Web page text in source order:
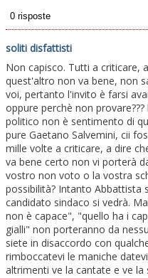
soliti disfattisti
Non capisco. Tutti a criticare,
quest'altro non va bene, non
voi, pertanto l'invito è farsi
oppure perchè non
politico non è sentimento di
pure Gaetano Salvemini, cii
mille volte a criticare, a dire
va bene certo non vi porterà
vostro non voto o la vostra
possibilità? Intanto Abbattista
candidato sindaco si vedrà.
non è capace", "quello ha i
gialli" non porteranno da
siete in disaccordo con
rimboccatevi le maniche
altrimenti ve la cantate e ve la